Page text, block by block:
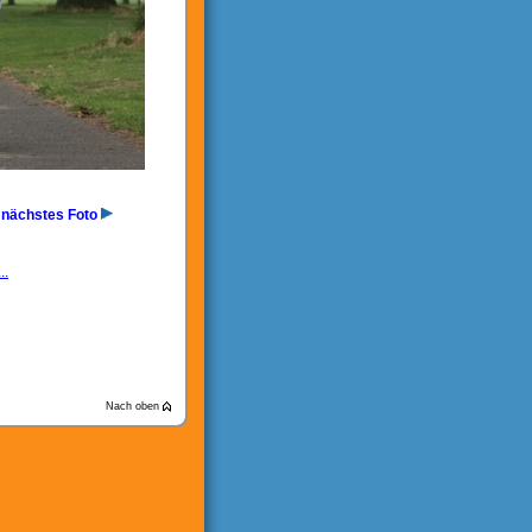
nächstes Foto
Nach oben